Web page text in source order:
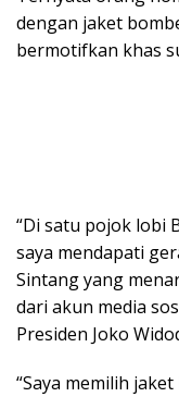
dengan jaket
bermotifkan khas
“Di satu pojok lobi
saya mendapati
Sintang yang
dari akun media
Presiden Joko
“Saya memilih